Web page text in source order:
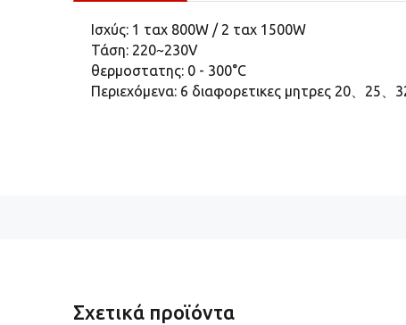
Ισχύς: 1 ταχ 800W / 2 ταχ 1500W
Τάση: 220~230V
θερμοστατης: 0 - 300°C
Περιεχόμενα: 6 διαφορετικες μητρες 20、25
Σχετικά προϊόντα